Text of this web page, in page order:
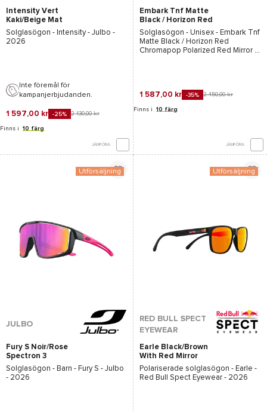
Intensity Vert
Kaki/Beige Mat
Reactiv 1-3 Light
Amplifier
Solglasögon - Intensity - Julbo -
2026
Inte föremål för
kampanjerbjudanden.
1 597,00 kr -25% 2 130,00 kr
Finns i 10 färg
JÄMFÖRA
Embark Tnf Matte
Black / Horizon Red
Chromapop Polarized
Red Mirror
Solglasögon - Unisex - Embark Tnf
Matte Black / Horizon Red
Chromapop Polarized Red Mirror -
1 587,00 kr -35% 2 450,00 kr
Finns i 10 färg
JÄMFÖRA
Utförsäljning
JULBO
Fury S Noir/Rose
Spectron 3
Solglasögon - Barn - Fury S - Julbo
- 2026
Utförsäljning
RED BULL SPECT
EYEWEAR
Earle Black/Brown
With Red Mirror
Polariserade solglasögon - Earle -
Red Bull Spect Eyewear - 2026